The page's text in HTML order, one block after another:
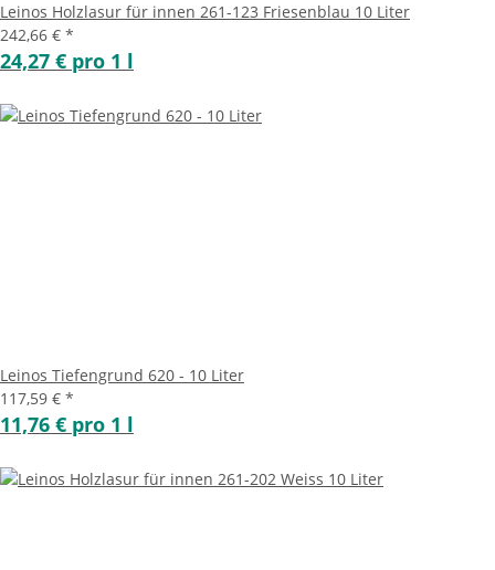
Leinos Holzlasur für innen 261-123 Friesenblau 10 Liter
242,66 € *
24,27 € pro 1 l
Leinos Tiefengrund 620 - 10 Liter
117,59 € *
11,76 € pro 1 l